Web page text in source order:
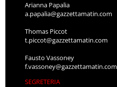
Arianna Papalia
a.papalia@gazzettamatin.com
Thomas Piccot
t.piccot@gazzettamatin.com
Fausto Vassoney
f.vassoney@gazzettamatin.com
SEGRETERIA